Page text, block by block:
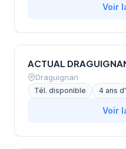
Voir
ACTUAL
Draguignan
Tél. disponible 4 ans
Voir